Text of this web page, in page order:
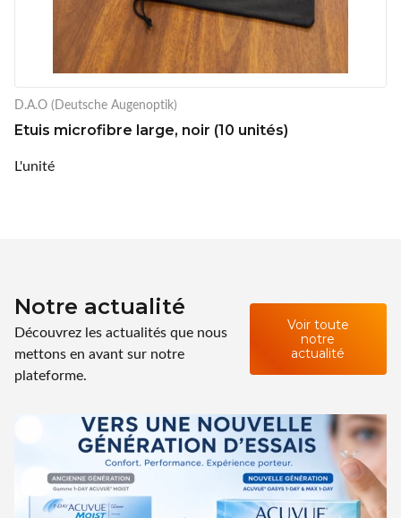
D.A.O (Deutsche Augenoptik)
Etuis microfibre large, noir (10 unités)
L'unité
Notre actualité
Découvrez les actualités que nous
mettons en avant sur notre
plateforme.
Voir toute
notre
actualité